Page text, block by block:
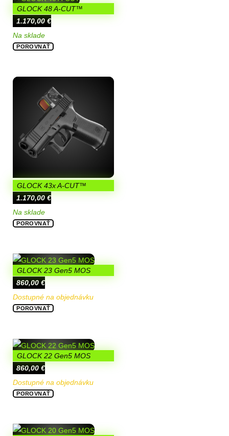
GLOCK 48 A-CUT™
1.170,00€
Na sklade
POROVNAŤ
GLOCK 43x A-CUT™
1.170,00€
Na sklade
POROVNAŤ
GLOCK 23 Gen5 MOS
860,00€
Dostupné na objednávku
POROVNAŤ
GLOCK 22 Gen5 MOS
860,00€
Dostupné na objednávku
POROVNAŤ